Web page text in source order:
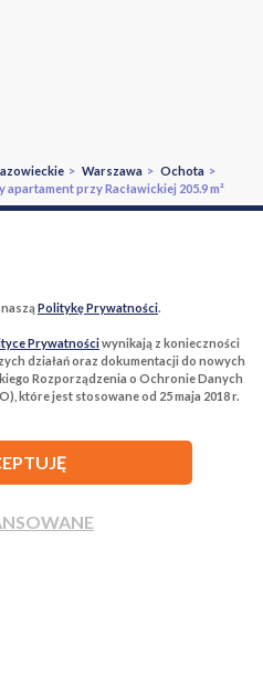
> Warszawa > Ochota >
przy Racławickiej 205.9 m²
biuro@tur-nieruchomosci.pl
Tur Nieruchomości
Politykę Prywatności.
Prywatnościwynikają z konieczności
działań oraz dokumentacji do nowych
Rozporządzenia o Ochronie Danych
które jest stosowane od 25 maja 2018 r.